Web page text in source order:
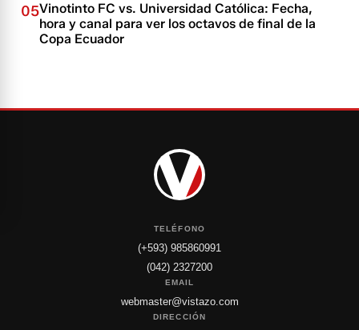
05Vinotinto FC vs. Universidad Católica: Fecha,
hora y canal para ver los octavos de final de la
Copa Ecuador
TELÉFONO
(+593) 985860991
(042) 2327200
EMAIL
webmaster@vistazo.com
DIRECCIÓN